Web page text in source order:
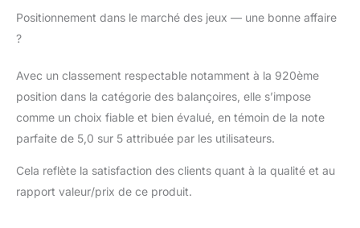
Positionnement dans le marché des jeux — une bonne affaire
?
Avec un classement respectable notamment à la 920ème
position dans la catégorie des balançoires, elle s’impose
comme un choix fiable et bien évalué, en témoin de la note
parfaite de 5,0 sur 5 attribuée par les utilisateurs.
Cela reflète la satisfaction des clients quant à la qualité et au
rapport valeur/prix de ce produit.